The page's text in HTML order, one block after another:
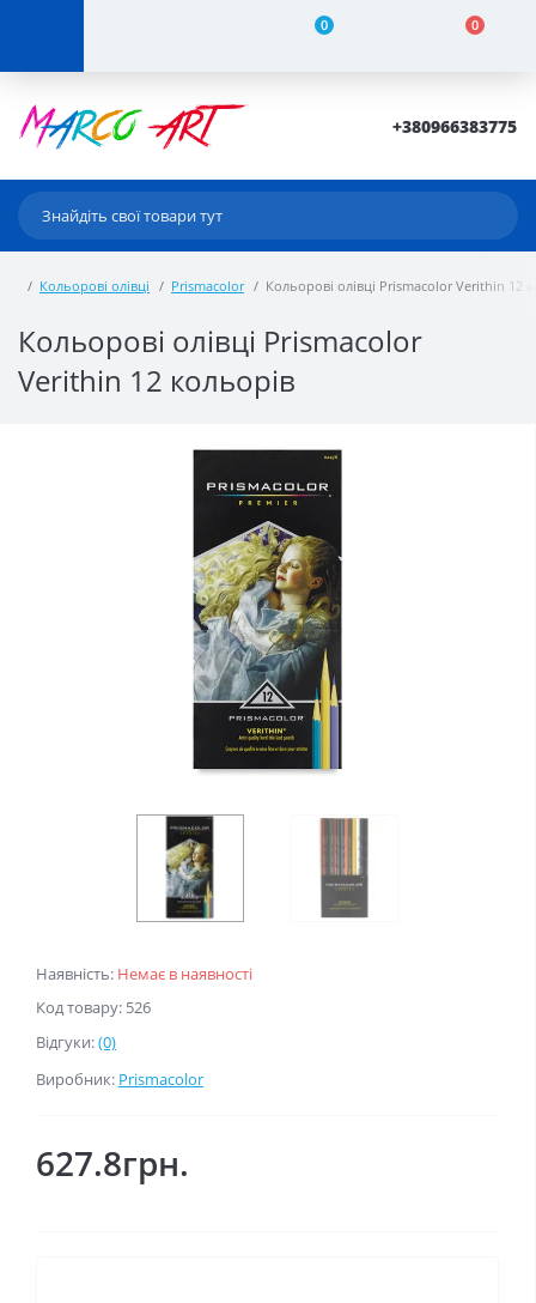
0 0
+380966383775
Кольорові олівці Prismacolor Кольорові олівці Prismacolor Verithin 12
Кольорові олівці Prismacolor
Verithin 12 кольорів
Наявність: Немає в наявності
Код товару: 526
Відгуки:(0)
Виробник: Prismacolor
627.8грн.